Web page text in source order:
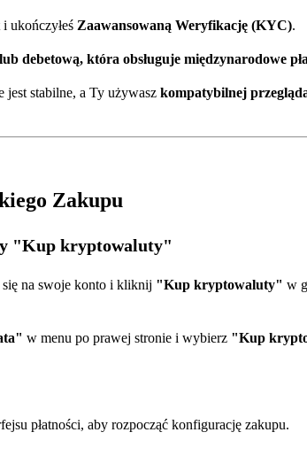
ukończyłeś Zaawansowaną Weryfikację (KYC).
debetową, która obsługuje międzynarodowe
jest stabilne, a Ty używasz kompatybilnej
Zakupu
"Kup kryptowaluty"
się na swoje konto i kliknij "Kup kryptowaluty" w
w menu po prawej stronie i wybierz "Kup
płatności, aby rozpocząć konfigurację zakupu.